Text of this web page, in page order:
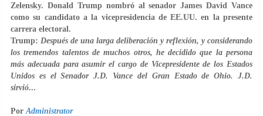
Zelensky. Donald Trump nombró al senador James David Vance
como su candidato a la vicepresidencia de EE.UU. en la presente
carrera electoral.
Trump: Después de una larga deliberación y reflexión, y considerando
los tremendos talentos de muchos otros, he decidido que la persona
más adecuada para asumir el cargo de Vicepresidente de los Estados
Unidos es el Senador J.D. Vance del Gran Estado de Ohio. J.D.
sirvió...
Por Administrator